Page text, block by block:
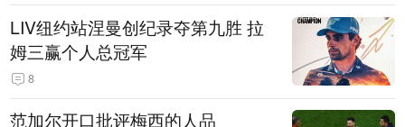
LIV纽约站涅曼创纪录夺第九胜 拉
姆三赢个人总冠军
8
范加尔开口批评梅西的人品